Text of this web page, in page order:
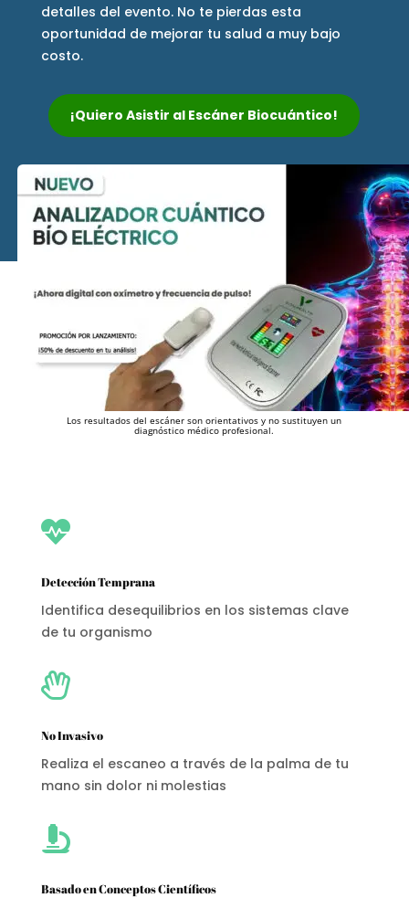
detalles del evento. No te pierdas esta
oportunidad de mejorar tu salud a muy bajo
costo.
¡Quiero Asistir al Escáner Biocuántico!
Los resultados del escáner son orientativos y no sustituyen un
diagnóstico médico profesional.

Detección Temprana
Identifica desequilibrios en los sistemas clave
de tu organismo

No Invasivo
Realiza el escaneo a través de la palma de tu
mano sin dolor ni molestias

Basado en Conceptos Científicos